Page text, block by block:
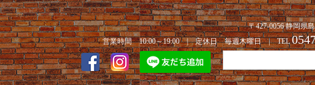
〒427-0056 静岡県
営業時間 10:00～19:00 | 定休日 毎週木曜日 | TEL